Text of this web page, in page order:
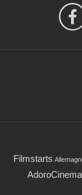
Filmstarts
AdoroCinema